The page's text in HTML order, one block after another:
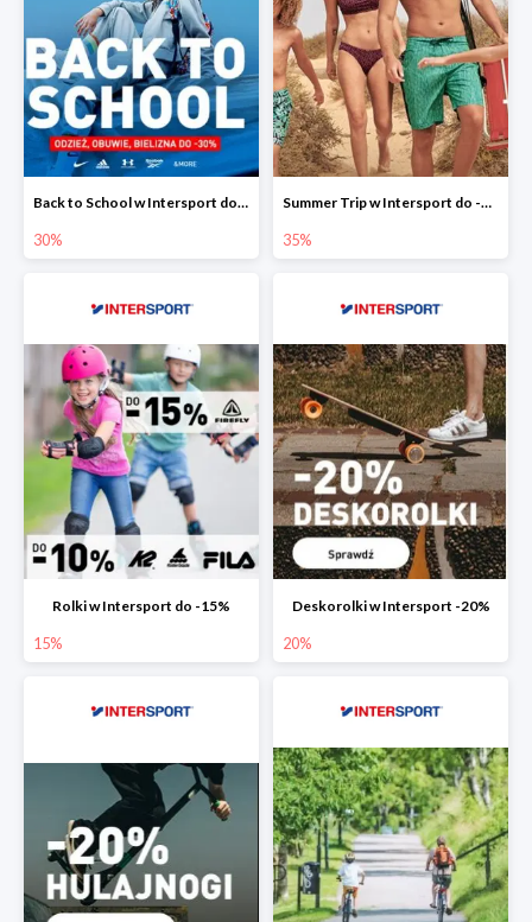
Back to School w Intersport do -30%
30%
Summer Trip w Intersport do -35%
35%
Rolki w Intersport do -15%
15%
Deskorolki w Intersport -20%
20%